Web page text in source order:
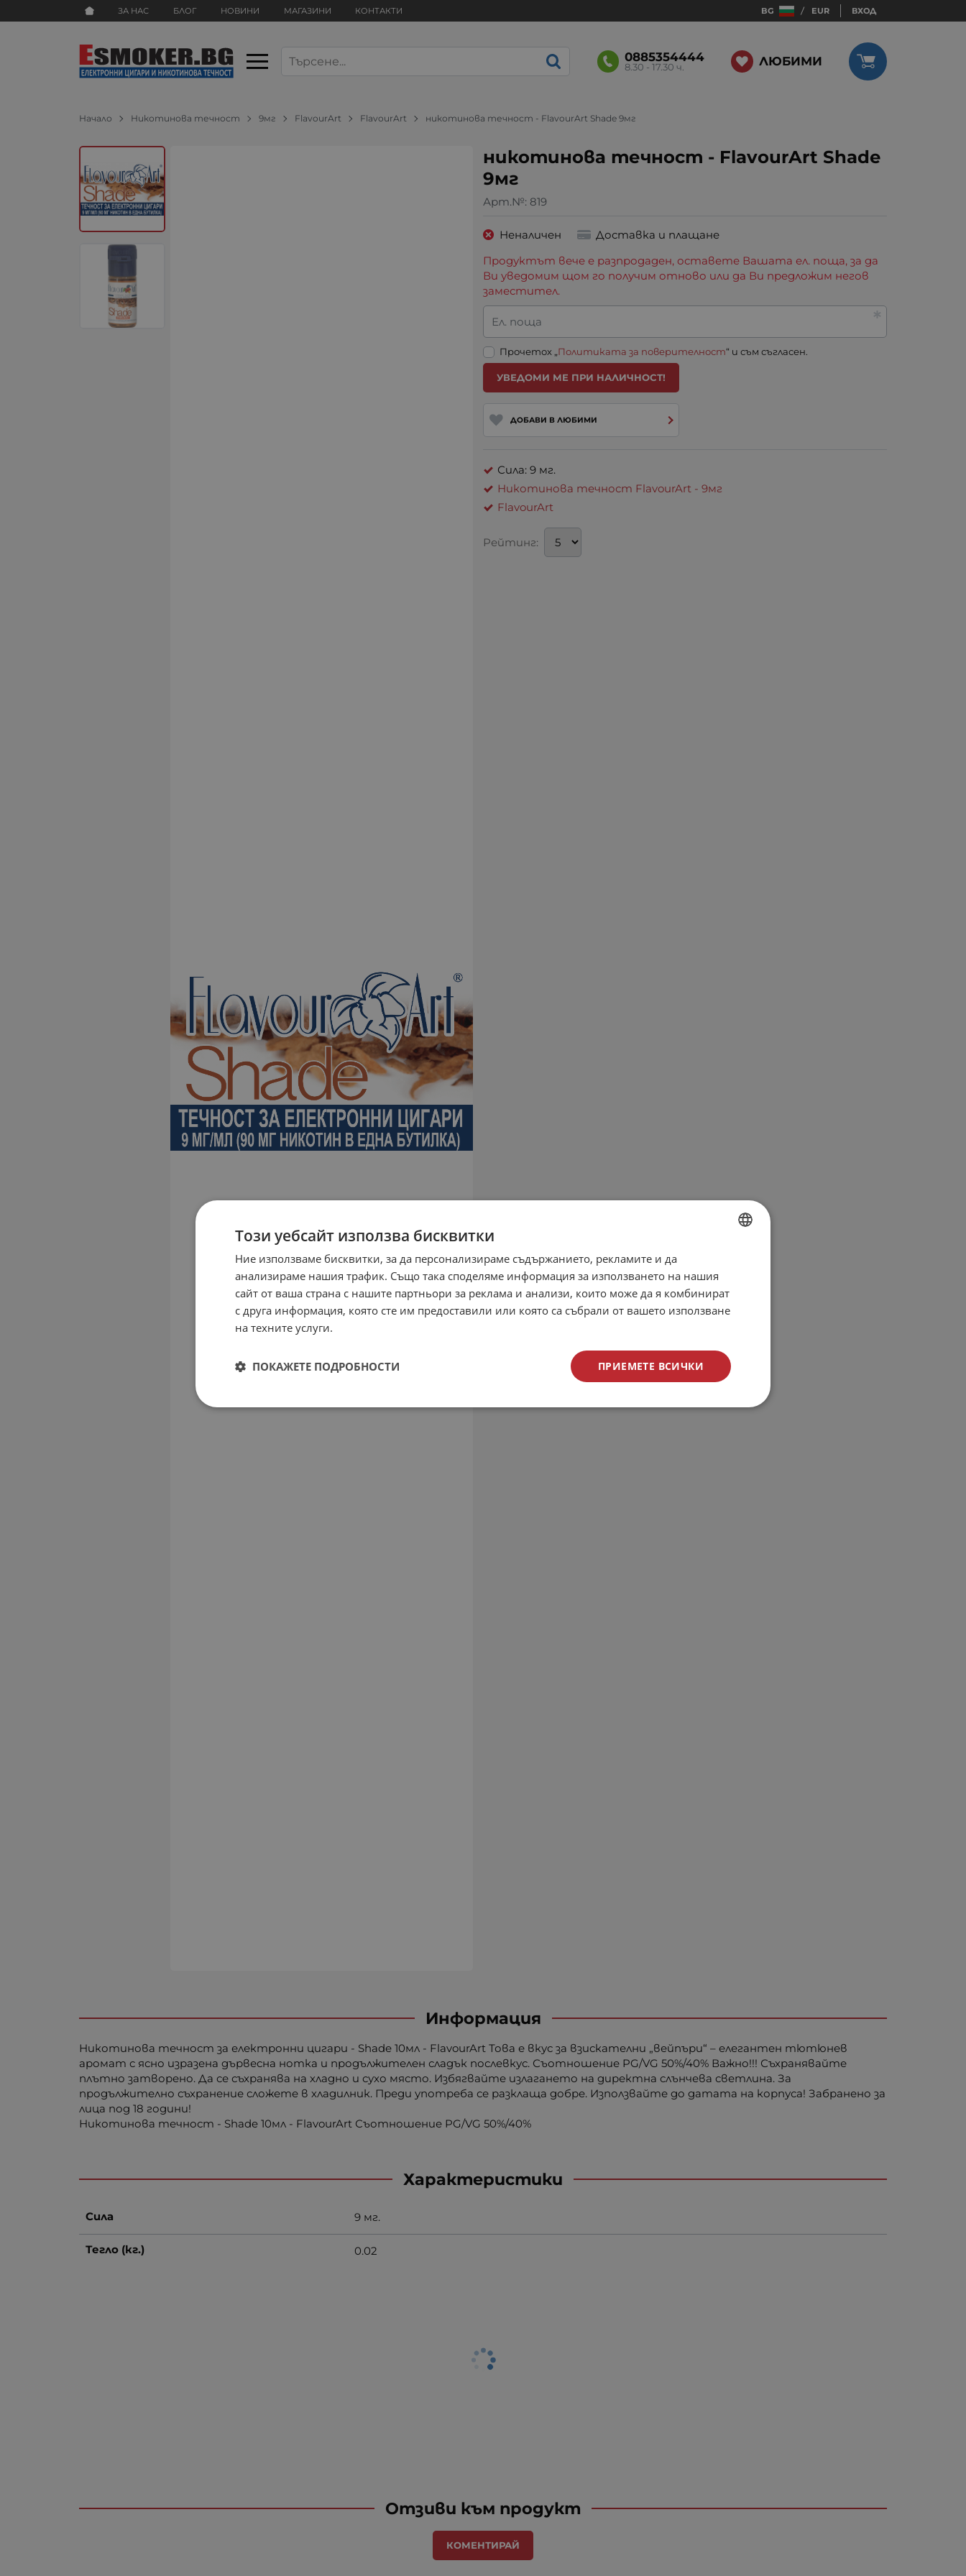
ЗА НАС БЛОГ НОВИНИ МАГАЗИНИ КОНТАКТИ BG EUR ВХОД
0885354444
8.30 - 17.30 ч. ЛЮБИМИ
Начало Никотинова течност 9мг FlavourArt FlavourArt никотинова течност - FlavourArt Shade 9мг
никотинова течност - FlavourArt Shade
9мг
Арт.№: 819
Неналичен
Доставка и плащане
Продуктът вече е разпродаден, оставете Вашата ел. поща, за да
Ви уведомим щом го получим отново или да Ви предложим негов
заместител.
Ел. поща
Прочетох „Политиката за поверителност“ и съм съгласен.
УВЕДОМИ МЕ ПРИ НАЛИЧНОСТ!
ДОБАВИ В ЛЮБИМИ
Сила: 9 мг.
Никотинова течност FlavourArt - 9мг
FlavourArt
Рейтинг:
Информация
Никотинова течност за електронни цигари - Shade 10мл - FlavourArt Това е вкус за взискателни „вейпъри“ – елегантен тютюнев
аромат с ясно изразена дървесна нотка и продължителен сладък послевкус. Съотношение PG/VG 50%/40% Важно!!! Съхранявайте
плътно затворено. Да се съхранява на хладно и сухо място. Избягвайте излагането на директна слънчева светлина. За
продължително съхранение сложете в хладилник. Преди употреба се разклаща добре. Използвайте до датата на корпуса! Забранено за
лица под 18 години!
Никотинова течност - Shade 10мл - FlavourArt Съотношение PG/VG 50%/40%
Характеристики
Сила 9 мг.
Тегло (кг.) 0.02
Отзиви към продукт
КОМЕНТИРАЙ
ENGLISH
Този уебсайт използва бисквитки
Ние използваме бисквитки, за да персонализираме съдържанието, рекламите и да
анализираме нашия трафик. Също така споделяме информация за използването на нашия
сайт от ваша страна с нашите партньори за реклама и анализи, които може да я комбинират
с друга информация, която сте им предоставили или която са събрали от вашето използване
на техните услуги.
ПРИЕМЕТЕ ВСИЧКИ
ПОКАЖЕТЕ ПОДРОБНОСТИ